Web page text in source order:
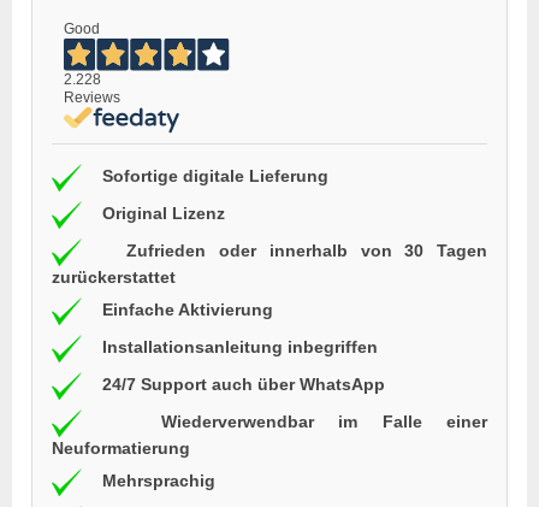
Good
2.228
Reviews
Sofortige digitale Lieferung
Original Lizenz
Zufrieden oder innerhalb von 30 Tagen
zurückerstattet
Einfache Aktivierung
Installationsanleitung inbegriffen
24/7 Support auch über WhatsApp
Wiederverwendbar im Falle einer
Neuformatierung
Mehrsprachig